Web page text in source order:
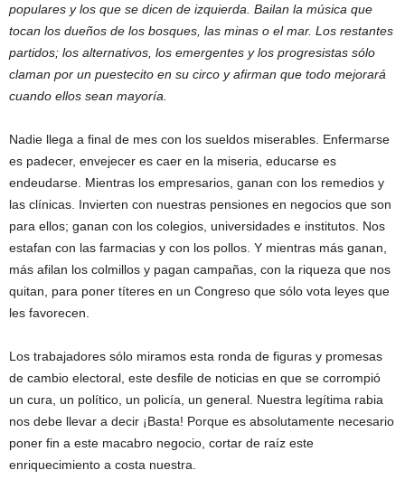
populares y los que se dicen de izquierda. Bailan la música que
tocan los dueños de los bosques, las minas o el mar. Los restantes
partidos; los alternativos, los emergentes y los progresistas sólo
claman por un puestecito en su circo y afirman que todo mejorará
cuando ellos sean mayoría.
Nadie llega a final de mes con los sueldos miserables. Enfermarse
es padecer, envejecer es caer en la miseria, educarse es
endeudarse. Mientras los empresarios, ganan con los remedios y
las clínicas. Invierten con nuestras pensiones en negocios que son
para ellos; ganan con los colegios, universidades e institutos. Nos
estafan con las farmacias y con los pollos. Y mientras más ganan,
más afilan los colmillos y pagan campañas, con la riqueza que nos
quitan, para poner títeres en un Congreso que sólo vota leyes que
les favorecen.
Los trabajadores sólo miramos esta ronda de figuras y promesas
de cambio electoral, este desfile de noticias en que se corrompió
un cura, un político, un policía, un general. Nuestra legítima rabia
nos debe llevar a decir ¡Basta! Porque es absolutamente necesario
poner fin a este macabro negocio, cortar de raíz este
enriquecimiento a costa nuestra.